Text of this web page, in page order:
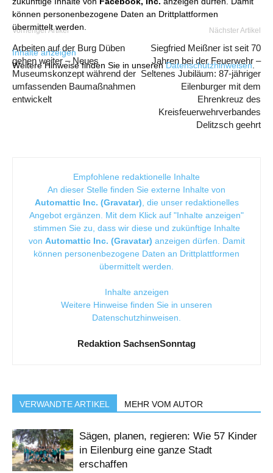
können personenbezogene Daten an Drittplattformen
übermittelt werden.
Inhalte anzeigen
Weitere Hinweise finden Sie in unserenDatenschutzhinweisen.
Vorheriger Artikel
Arbeiten auf der Burg Düben
gehen weiter – Neues
Museumskonzept während der
umfassenden Baumaßnahmen
entwickelt
Nächster Artikel
Siegfried Meißner ist seit 70
Jahren bei der Feuerwehr –
Seltenes Jubiläum: 87-jähriger
Eilenburger mit dem
Ehrenkreuz des
Kreisfeuerwehrverbandes
Delitzsch geehrt
Empfohlene redaktionelle Inhalte
An dieser Stelle finden Sie externe Inhalte von
Automattic Inc. (Gravatar), die unser redaktionelles
Angebot ergänzen. Mit dem Klick auf "Inhalte anzeigen"
stimmen Sie zu, dass wir diese und zukünftige Inhalte
von Automattic Inc. (Gravatar) anzeigen dürfen. Damit
können personenbezogene Daten an Drittplattformen
übermittelt werden.
Inhalte anzeigen
Weitere Hinweise finden Sie in unseren
Datenschutzhinweisen.
Redaktion SachsenSonntag
VERWANDTE ARTIKEL MEHR VOM AUTOR
Sägen, planen, regieren: Wie 57 Kinder
in Eilenburg eine ganze Stadt
erschaffen